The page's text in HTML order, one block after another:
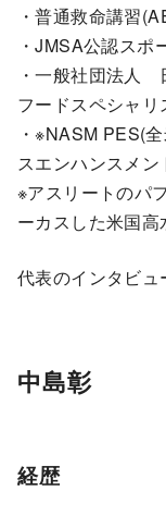
・普通救命講習
・JMSA公認スポ
・一般社団法人
フードスペシャリ
・※NASM PES(
スエンハンスメ
※アスリートのパ
ーカスした米国
代表のインタビ
中島彰
経歴